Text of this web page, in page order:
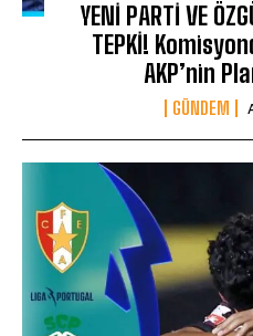
YENİ PARTİ VE
TEPKİ!
AKP’nin
GÜNDEM